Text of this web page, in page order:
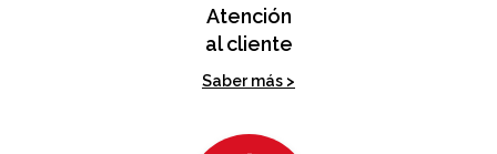
Atención
al cliente
Saber más >